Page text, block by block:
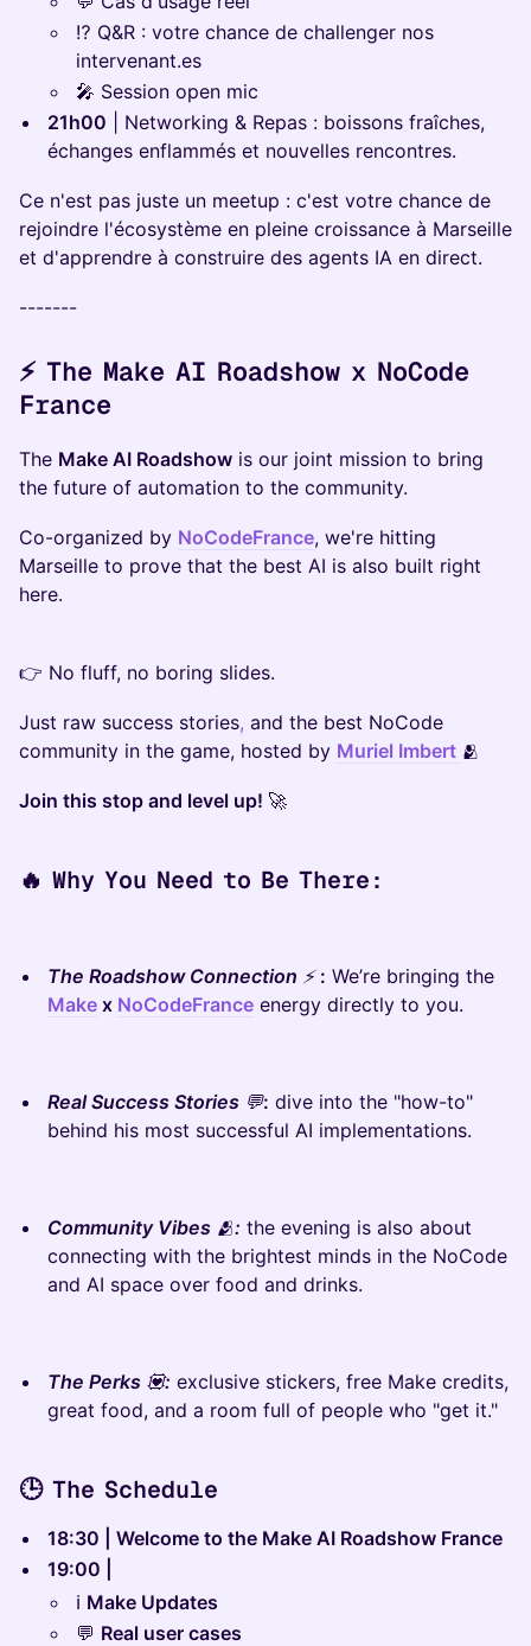
⁉️ Q&R : votre chance de challenger nos
intervenant.es
🎤 Session open mic
21h00 | Networking & Repas : boissons fraîches,
échanges enflammés et nouvelles rencontres.
Ce n'est pas juste un meetup : c'est votre chance de
rejoindre l'écosystème en pleine croissance à Marseille
et d'apprendre à construire des agents IA en direct.
-------
⚡️ The Make AI Roadshow x NoCode
France
The Make AI Roadshow is our joint mission to bring
the future of automation to the community.
Co-organized by NoCodeFrance, we're hitting
Marseille to prove that the best AI is also built right
here.
👉 No fluff, no boring slides.
Just raw success stories, and the best NoCode
community in the game, hosted by Muriel Imbert 🫂
Join this stop and level up! 🚀
🔥 Why You Need to Be There:
The Roadshow Connection ⚡️ : We’re bringing the
Make x NoCodeFrance energy directly to you.
Real Success Stories 💬: dive into the "how-to"
behind his most successful AI implementations.
Community Vibes 🫂: the evening is also about
connecting with the brightest minds in the NoCode
and AI space over food and drinks.
The Perks 💟: exclusive stickers, free Make credits,
great food, and a room full of people who "get it."
🕒 The Schedule
18:30 | Welcome to the Make AI Roadshow France
19:00 |
ℹ️ Make Updates
💬 Real user cases